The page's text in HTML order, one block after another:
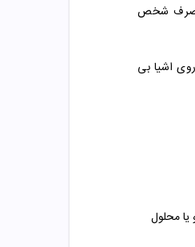
مصرف شخص
اشیا بی
یا محلول